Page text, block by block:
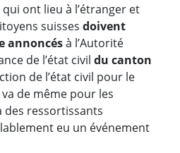
ont lieu à l’étranger et
suisses doivent
annoncésà l’Autorité
de l’état civil du canton
de l’état civil pour le
de même pour les
des ressortissants
eu un événement